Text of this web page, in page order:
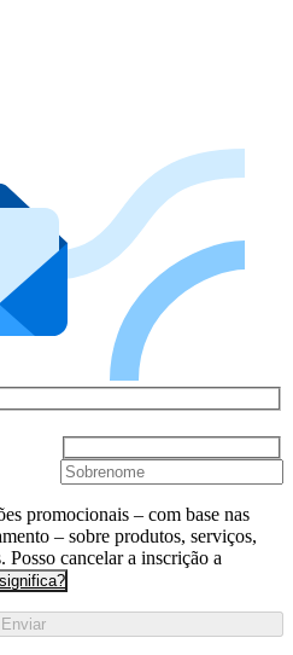
promocionais – com base nas
– sobre produtos, serviços,
Posso cancelar a inscrição a
Enviar